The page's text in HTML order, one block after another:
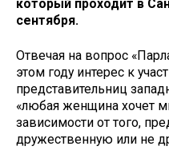
который проходит в
сентября.
Отвечая на вопрос
этом году интерес к
представительниц
«любая женщина хочет
зависимости от того,
дружественную или не